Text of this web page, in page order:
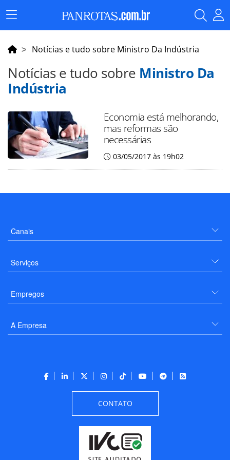
Menu
Principal
Notícias e tudo sobre Ministro Da Indústria
Notícias e tudo sobre Ministro Da
Indústria
Economia está melhorando,
mas reformas são
necessárias
03/05/2017 às 19h02
Canais
Serviços
Empregos
A Empresa
CONTATO